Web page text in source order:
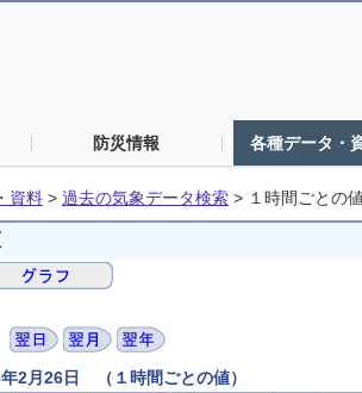
防災情報 各種データ・
資料 > 過去の気象データ検索 > １時間ごとの
2月26日 （１時間ごとの値）